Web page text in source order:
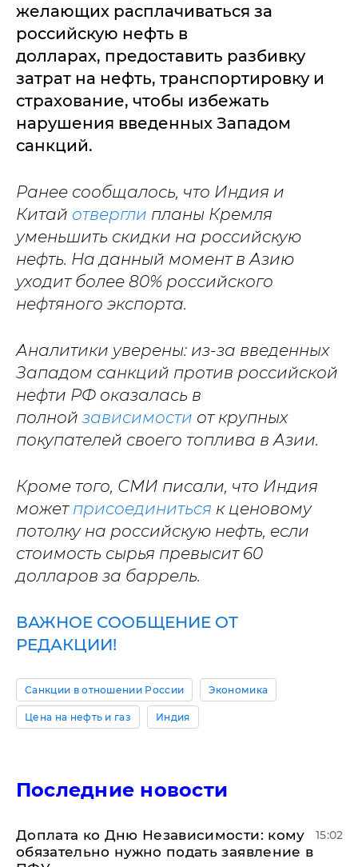
желающих расплачиваться за
российскую нефть в
долларах, предоставить разбивку
затрат на нефть, транспортировку и
страхование, чтобы избежать
нарушения введенных Западом
санкций.
Ранее сообщалось, что Индия и
Китай отвергли планы Кремля
уменьшить скидки на российскую
нефть. На данный момент в Азию
уходит более 80% российского
нефтяного экспорта.
Аналитики уверены: из-за введенных
Западом санкций против российской
нефти РФ оказалась в
полной зависимости от крупных
покупателей своего топлива в Азии.
Кроме того, СМИ писали, что Индия
может присоединиться к ценовому
потолку на российскую нефть, если
стоимость сырья превысит 60
долларов за баррель.
ВАЖНОЕ СООБЩЕНИЕ ОТ
РЕДАКЦИИ!
Санкции в отношении России Экономика
Цена на нефть и газ Индия
Последние новости
Доплата ко Дню Независимости: кому
обязательно нужно подать заявление в
15:02